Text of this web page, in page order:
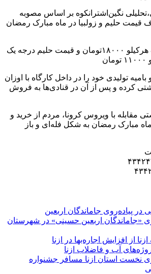
نگین‌اشترانکوه بر اساس مصوبه
قیمت حلیم و زولبیا در ماه مبارک رمضان
زولبیا و بامیه درجه یک هرکیلو ۱۸۰۰۰تومان و قیمت حلیم درجه یک
بامیه تولیدی خود را در داخل کارگاه با اوزان
کرده و پس از آن در قنادی‌ها به فروش
مقابله با ویروس کرونا، مردم از خرید و
مبارک رمضان به شکل فله‌ای و باز
پیاده‌روی جاماندگان اربعین
«جاماندگان اربعین حسینی» در شهرستان
از افزایش اجاره‌بها در ازنا
آب و فاضلاب ازنا
نخست استان ازنا مسافر جشنواره